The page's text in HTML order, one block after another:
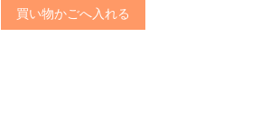
買い物かごへ入れる